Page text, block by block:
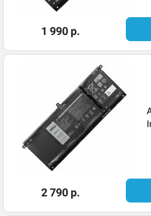
1 990 р.
2 790 р.